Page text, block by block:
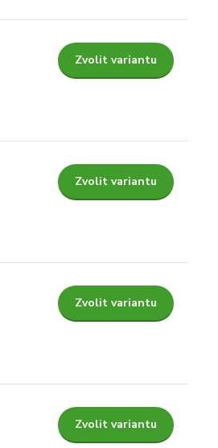
Zvolit variantu
Zvolit variantu
Zvolit variantu
Zvolit variantu